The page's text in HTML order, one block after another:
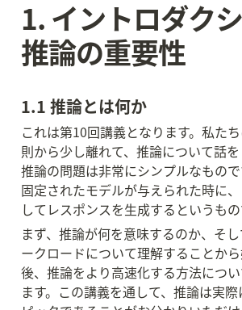
1. イントロダク
推論の重要性
1.1 推論とは何か
これは第10回講義となります。私た
則から少し離れて、推論について話を
推論の問題は非常にシンプルなもの
固定されたモデルが与えられた時に
してレスポンスを生成するというもの
まず、推論が何を意味するのか、そ
ークロードについて理解することか
後、推論をより高速化する方法につ
ます。この講義を通して、推論は実